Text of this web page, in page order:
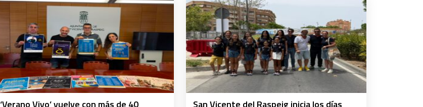
‘Verano Vivo’ vuelve con más de 40 San Vicente del Raspeig inicia los días